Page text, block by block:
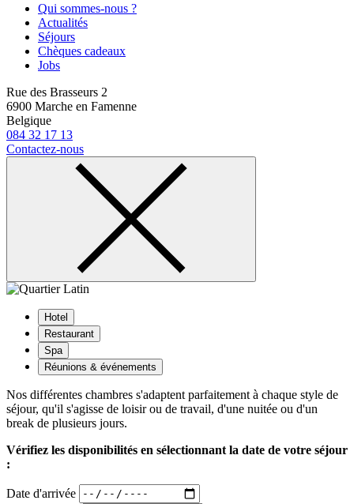
Qui sommes-nous ?
Actualités
Séjours
Chèques cadeaux
Jobs
Rue des Brasseurs 2
6900 Marche en Famenne
Belgique
084 32 17 13
Contactez-nous
Hotel
Restaurant
Spa
Réunions & événements
Nos différentes chambres s'adaptent parfaitement à chaque style de
séjour, qu'il s'agisse de loisir ou de travail, d'une nuitée ou d'un
break de plusieurs jours.
Vérifiez les disponibilités en sélectionnant la date de votre séjour
:
Date d'arrivée